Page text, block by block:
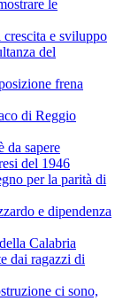
le
e sviluppo
del
frena
di Reggio
da sapere
del 1946
per la parità di
e dipendenza
Calabria
dai ragazzi di
ci sono,